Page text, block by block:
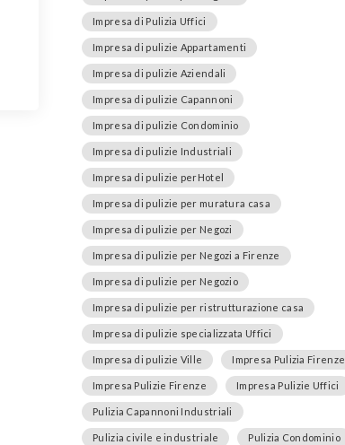
Impresa di Pulizia Uffici
Impresa di pulizie Appartamenti
Impresa di pulizie Aziendali
Impresa di pulizie Capannoni
Impresa di pulizie Condominio
Impresa di pulizie Industriali
Impresa di pulizie perHotel
Impresa di pulizie per muratura casa
Impresa di pulizie per Negozi
Impresa di pulizie per Negozi a Firenze
Impresa di pulizie per Negozio
Impresa di pulizie per ristrutturazione casa
Impresa di pulizie specializzata Uffici
Impresa di pulizie Ville Impresa Pulizia Firenze
Impresa Pulizie Firenze Impresa Pulizie Uffici
Pulizia Capannoni Industriali
Pulizia civile e industriale Pulizia Condominio